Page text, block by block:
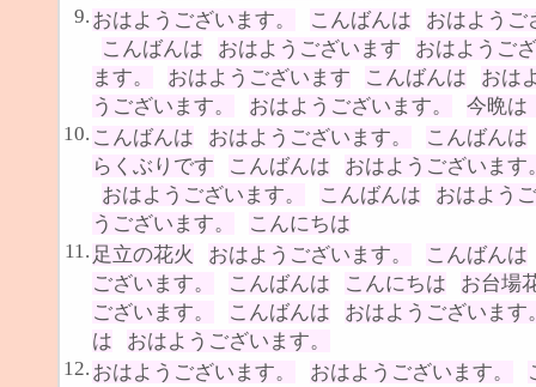
9. おはようございます。 こんばんは
おはようご
こんばんは
おはようございます
おはようご
ます。
おはようございます こんばんは
おは
うございます。
おはようございます。
今晩は
10. こんばんは おはようございます。
こんばんは
らくぶりです
こんばんは
おはようございます
おはようございます。
こんばんは
おはよう
うございます。
こんにちは
11. 足立の花火 おはようございます。
こんばんは
ございます。
こんばんは こんにちは
お台場
ございます。
こんばんは
おはようございます
は
おはようございます。
12. おはようございます。 おはようございます。